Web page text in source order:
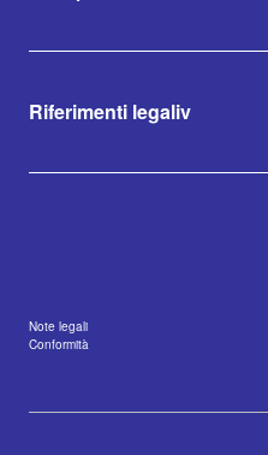
Riferimenti legaliv
Note legali
Conformità